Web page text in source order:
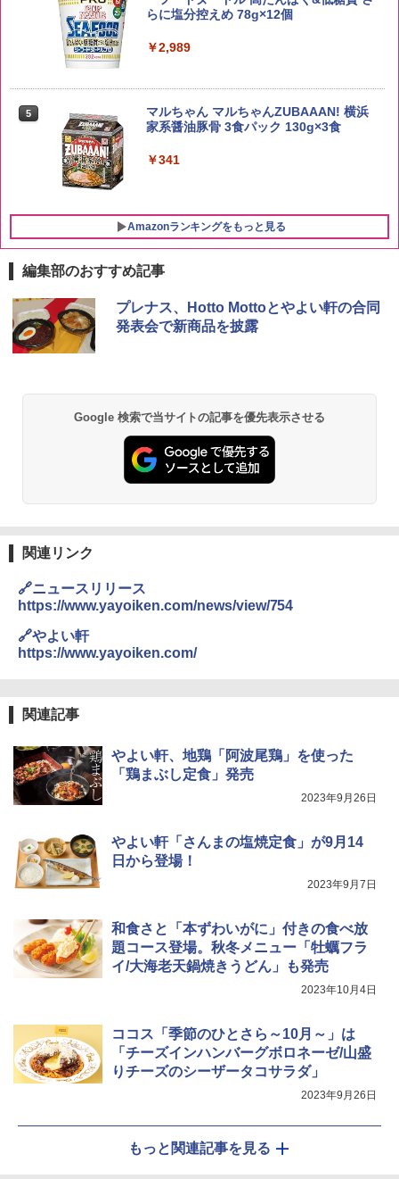
￥3,396
5
by Amazon 新潟県産 新潟のお米 無洗米
5kg
￥3,274
5
サントリー シングルモルト ウイスキー
白州 Story of the Distillery 2026 化粧箱
入 700ml
￥20,000
らに塩分控えめ 78g×12個
￥2,989
5
マルちゃん マルちゃんZUBAAAN! 横浜
家系醤油豚骨 3食パック 130g×3食
￥341
Amazonランキングをもっと見る
1
[山善] スチームオーブンレンジ 25L 一人
暮らし 二人暮らし フラットテーブル ス
チーム調理 自動メニュー19種搭載 角皿
シャープ 過熱水蒸気 オーブンレンジ 26
L コンベクション 2段調理 ホワイト RE-
SS26B-W
3
ーム調理 フラットテーブル トースト機
ジ 石窯ドーム ER-D80A(K) ブラック 25
0℃ 1段調理 フラットテーブル 電子レン
ジ 赤外線センサー ノンフライ調理 簡単
お手入れ 小型 新生活 一人暮らし 二人暮
￥34,546
AX-XJ1-B ブラック 30L 2段調理 コンベ
クション トースト機能
￥44,800
編集部のおすすめ記事
プレナス、Hotto Mottoとやよい軒の合同
発表会で新商品を披露
Google 検索で当サイトの記事を優先表示させる
関連リンク
🔗ニュースリリース
https://www.yayoiken.com/news/view/754
🔗やよい軒
https://www.yayoiken.com/
関連記事
やよい軒、地鶏「阿波尾鶏」を使った
「鶏まぶし定食」発売
2023年9月26日
やよい軒「さんまの塩焼定食」が9月14
日から登場！
2023年9月7日
和食さと「本ずわいがに」付きの食べ放
題コース登場。秋冬メニュー「牡蠣フラ
イ/大海老天鍋焼きうどん」も発売
2023年10月4日
ココス「季節のひとさら～10月～」は
「チーズインハンバーグボロネーゼ/山盛
りチーズのシーザータコサラダ」
2023年9月26日
もっと関連記事を見る